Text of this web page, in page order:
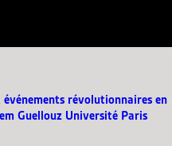
révolutionnaires en
Guellouz Université Paris